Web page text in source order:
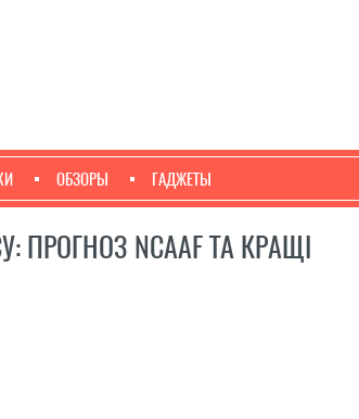
ОБЗОРЫ ГАДЖЕТЫ
ПРОГНОЗ NCAAF ТА КРАЩІ